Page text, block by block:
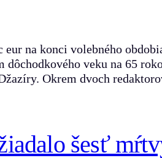
na konci volebného
veku na 65
Okrem dvoch
šesť